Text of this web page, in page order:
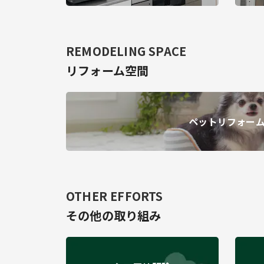
REMODELING SPACE
リフォーム空間
ペットリフォー
OTHER EFFORTS
その他の取り組み